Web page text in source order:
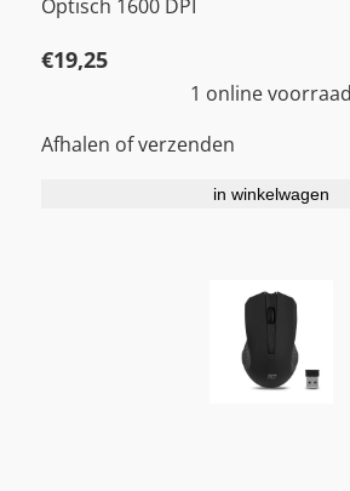
Optisch 1600 DPI
€19,25
1 online voorraad
Afhalen of verzenden
in winkelwagen